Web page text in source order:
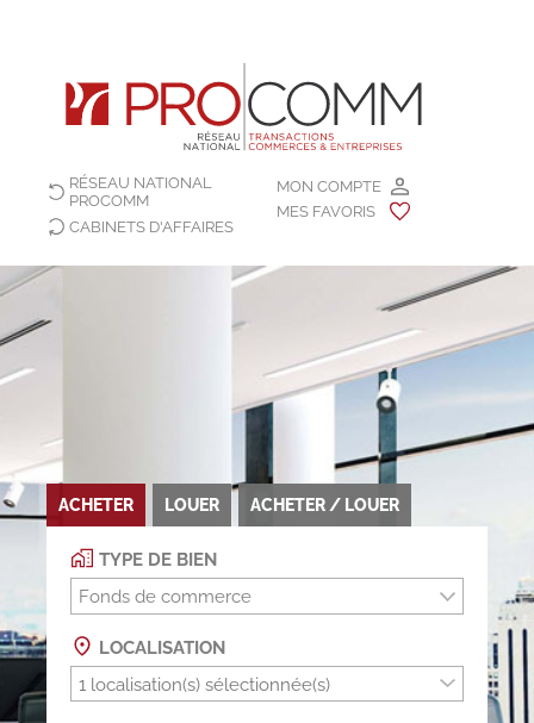
MON COMPTE
MES FAVORIS
RÉSEAU NATIONAL
PROCOMM
CABINETS D'AFFAIRES
ACHETER LOUER ACHETER / LOUER
TYPE DE BIEN
Fonds de commerce
LOCALISATION